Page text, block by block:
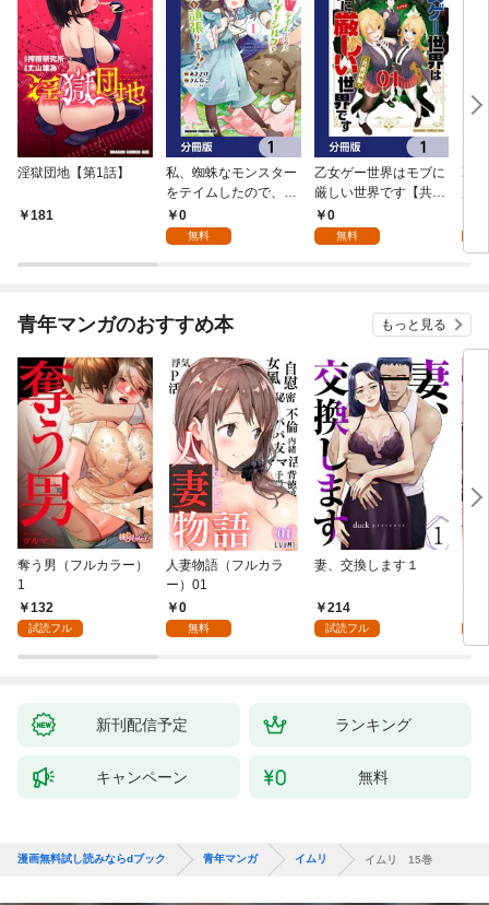
淫獄団地【第1話】
181
私、蜘蛛なモンスター
をテイムしたので、ス
パイダーシルクで裁縫
を頑張ります！【分冊
0
無料
乙女ゲー世界はモブに
厳しい世界です【共和
国編】【分冊版】 1
0
無料
乙
青年マンガのおすすめ本 もっと見る
奪う男（フルカラー）
1
132
試読フル
人妻物語（フルカラ
ー）01
0
無料
妻、交換します１
214
試読フル
な
新刊配信予定 ランキング
キャンペーン 無料
漫画無料試し読みならdブック 青年マンガ イムリ イムリ 15巻